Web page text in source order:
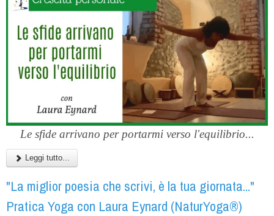
Le sfide arrivano per portarmi verso l'equilibrio...
Leggi tutto...
"La miglior poesia che scrivi, è la tua giornata..."
Pratica Yoga con Laura Eynard (NaturYoga®)